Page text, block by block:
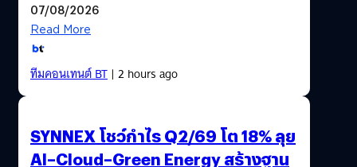
07/08/2026
Read More
ทีมคอนเทนต์ BT| 2 hours ago
SYNNEX โชว์กำไร Q2/69 โต 18% ลุย
AI–Cloud–Green Energy สร้างฐาน